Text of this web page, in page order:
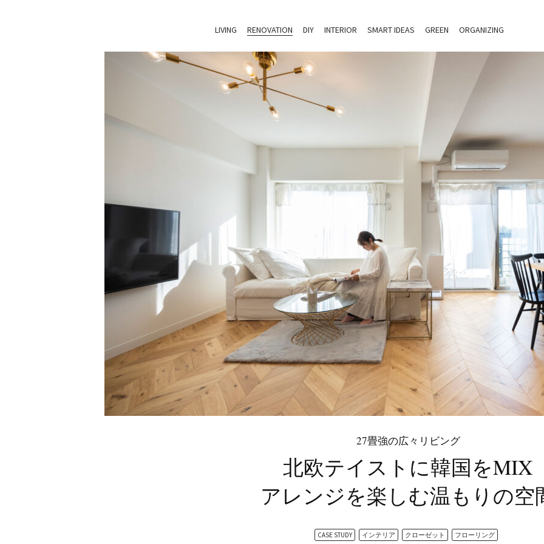
LIVING RENOVATION DIY INTERIOR SMART IDEAS GREEN ORGANIZING
27畳強の広々リビング
北欧テイストに韓国をMIX
アレンジを楽しむ温もりの空
CASE STUDY インテリア クローゼット フローリング